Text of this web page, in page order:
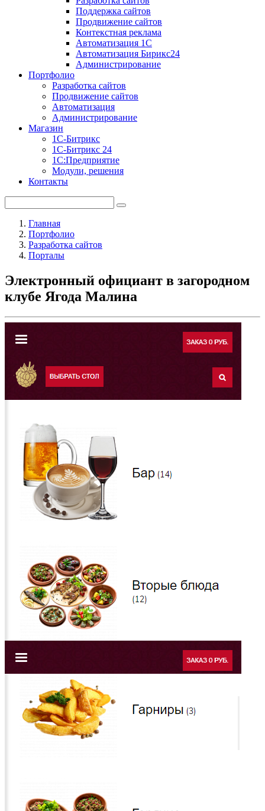
Поддержка сайтов
Продвижение сайтов
Контекстная реклама
Автоматизация 1С
Автоматизация Бирикс24
Администрирование
Портфолио
Разработка сайтов
Продвижение сайтов
Автоматизация
Администрирование
Магазин
1С-Битрикс
1С-Битрикс 24
1С:Предприятие
Модули, решения
Контакты
Главная
Портфолио
Разработка сайтов
Порталы
Электронный официант в загородном
клубе Ягода Малина